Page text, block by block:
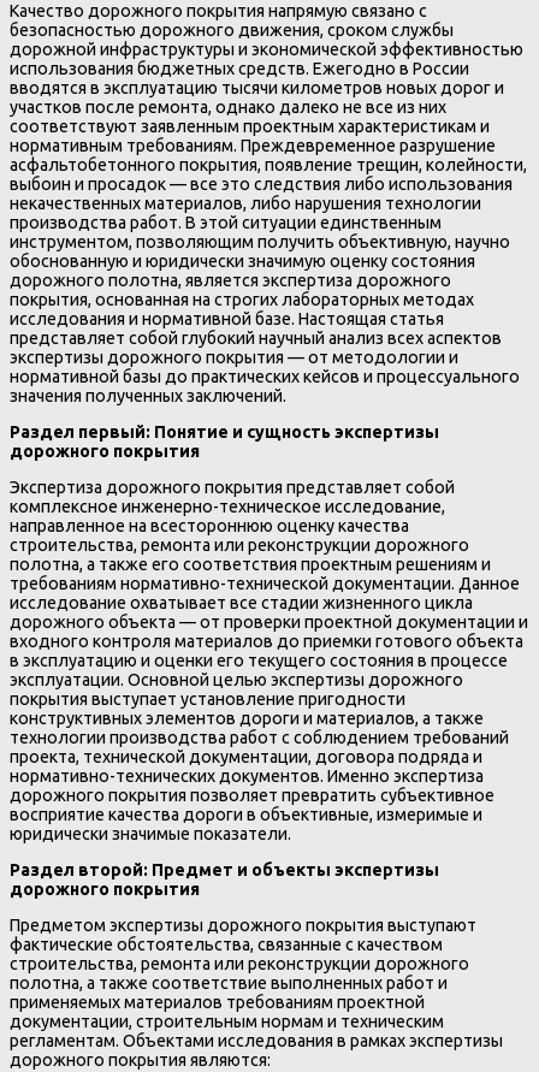
Качество дорожного покрытия напрямую связано с
безопасностью дорожного движения, сроком службы
дорожной инфраструктуры и экономической эффективностью
использования бюджетных средств. Ежегодно в России
вводятся в эксплуатацию тысячи километров новых дорог и
участков после ремонта, однако далеко не все из них
соответствуют заявленным проектным характеристикам и
нормативным требованиям. Преждевременное разрушение
асфальтобетонного покрытия, появление трещин, колейности,
выбоин и просадок — все это следствия либо использования
некачественных материалов, либо нарушения технологии
производства работ. В этой ситуации единственным
инструментом, позволяющим получить объективную, научно
обоснованную и юридически значимую оценку состояния
дорожного полотна, является экспертиза дорожного
покрытия, основанная на строгих лабораторных методах
исследования и нормативной базе. Настоящая статья
представляет собой глубокий научный анализ всех аспектов
экспертизы дорожного покрытия — от методологии и
нормативной базы до практических кейсов и процессуального
значения полученных заключений.
Раздел первый: Понятие и сущность экспертизы
дорожного покрытия
Экспертиза дорожного покрытия представляет собой
комплексное инженерно-техническое исследование,
направленное на всестороннюю оценку качества
строительства, ремонта или реконструкции дорожного
полотна, а также его соответствия проектным решениям и
требованиям нормативно-технической документации. Данное
исследование охватывает все стадии жизненного цикла
дорожного объекта — от проверки проектной документации и
входного контроля материалов до приемки готового объекта
в эксплуатацию и оценки его текущего состояния в процессе
эксплуатации. Основной целью экспертизы дорожного
покрытия выступает установление пригодности
конструктивных элементов дороги и материалов, а также
технологии производства работ с соблюдением требований
проекта, технической документации, договора подряда и
нормативно-технических документов. Именно экспертиза
дорожного покрытия позволяет превратить субъективное
восприятие качества дороги в объективные, измеримые и
юридически значимые показатели.
Раздел второй: Предмет и объекты экспертизы
дорожного покрытия
Предметом экспертизы дорожного покрытия выступают
фактические обстоятельства, связанные с качеством
строительства, ремонта или реконструкции дорожного
полотна, а также соответствие выполненных работ и
применяемых материалов требованиям проектной
документации, строительным нормам и техническим
регламентам. Объектами исследования в рамках экспертизы
дорожного покрытия являются: